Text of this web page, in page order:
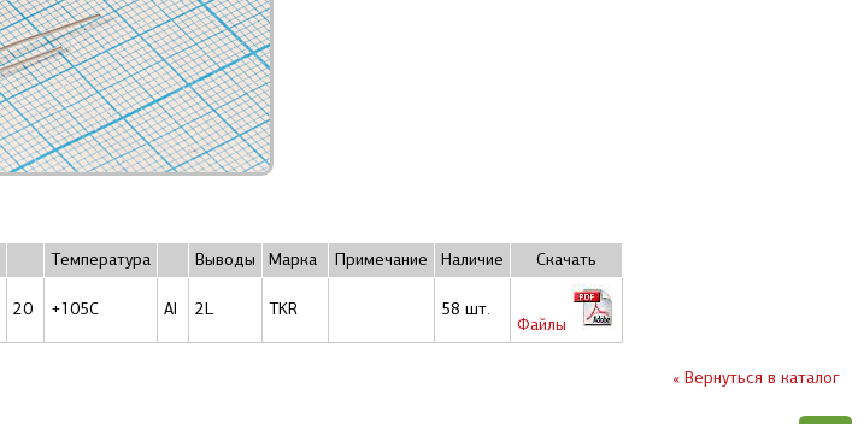
Температура Выводы Марка Примечание Наличие Скачать
20 +105C Al 2L TKR 58 шт.
Файлы
« Вернуться в каталог